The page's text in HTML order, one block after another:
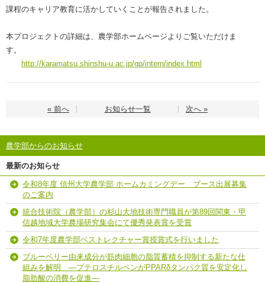
課程のキャリア教育に活かしていくことが報告されました。
本プロジェクトの詳細は、農学部ホームページよりご覧いただけま
す。
http://karamatsu.shinshu-u.ac.jp/gp/intern/index.html
« 前へ お知らせ一覧 次へ »
農学部からのお知らせ
最新のお知らせ
令和8年度 信州大学農学部 ホームカミングデー ブース出展募集
のご案内
統合技術院（農学部）の杉山大地技術専門職員が第89回関東・甲
信越地域大学農場研究集会にて優秀発表賞を受賞
令和7年度農学部ベストレクチャー賞授賞式を行いました
ブルーベリー由来成分が筋肉細胞の脂質蓄積を抑制する新たな仕
組みを解明 ―プテロスチルベンがPPARδタンパク質を安定化し
脂肪酸の消費を促進―